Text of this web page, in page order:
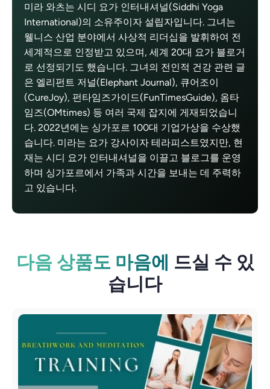
미라 와츠는 시디 요가 인터내셔널(Siddhi Yoga
International)의 소유주이자 설립자입니다. 그녀는
웰니스 산업 분야에서 사상적 리더십을 발휘하여 전
세계적으로 인정받고 있으며, 세계 20대 요가 블로거
로 선정되기도 했습니다. 그녀의 전인적 건강 관련 글
은 엘리펀트 저널(Elephant Journal), 큐어조이
(CureJoy), 펀타임즈가이드(FunTimesGuide), 옴타
임즈(OMtimes) 등 여러 국제 잡지에 게재되었습니
다. 2022년에는 싱가포르 100대 기업가상을 수상했
습니다. 미라는 요가 강사이자 테라피스트였지만, 현
재는 시디 요가 인터내셔널을 이끌고 블로그를 운영
하며 싱가포르에서 가족과 시간을 보내는 데 주력하
고 있습니다.
다음 상품도 마음에 드실 수 있
습니다